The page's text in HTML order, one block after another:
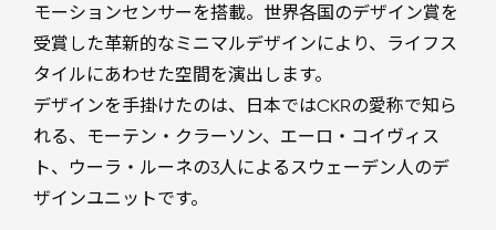
モーションセンサーを搭載。世界各国のデザイン賞を
受賞した革新的なミニマルデザインにより、ライフス
タイルにあわせた空間を演出します。
デザインを手掛けたのは、日本ではCKRの愛称で知ら
れる、モーテン・クラーソン、エーロ・コイヴィス
ト、ウーラ・ルーネの3人によるスウェーデン人のデ
ザインユニットです。